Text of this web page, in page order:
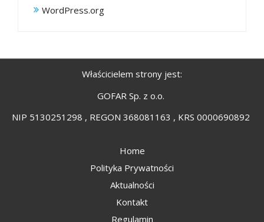
WordPress.org
Właścicielem strony jest:
GOFAR Sp. z o.o.
NIP 5130251298 , REGON 368081163 , KRS 0000690892
Home
Polityka Prywatności
Aktualności
Kontakt
Regulamin